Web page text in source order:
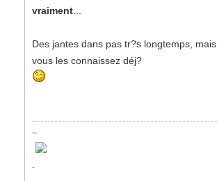
vraiment
Des jantes dans pas tr?s longtemps, mais
vous les connaissez déj?
~
-